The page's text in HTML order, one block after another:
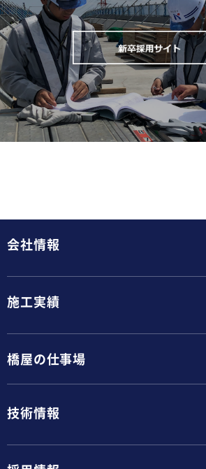
会社情報
施工実績
橋屋の仕事場
技術情報